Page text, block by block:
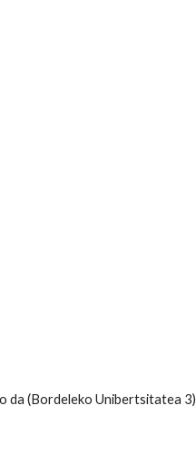
da (Bordeleko Unibertsitatea 3)